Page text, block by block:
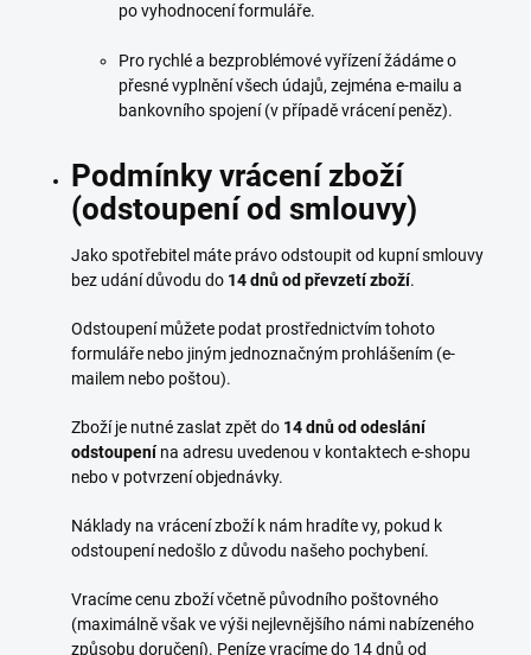
po vyhodnocení formuláře.
Pro rychlé a bezproblémové vyřízení žádáme o
přesné vyplnění všech údajů, zejména e-mailu a
bankovního spojení (v případě vrácení peněz).
Podmínky vrácení zboží
(odstoupení od smlouvy)
Jako spotřebitel máte právo odstoupit od kupní smlouvy
bez udání důvodu do 14 dnů od převzetí zboží.
Odstoupení můžete podat prostřednictvím tohoto
formuláře nebo jiným jednoznačným prohlášením (e-
mailem nebo poštou).
Zboží je nutné zaslat zpět do 14 dnů od odeslání
odstoupení na adresu uvedenou v kontaktech e-shopu
nebo v potvrzení objednávky.
Náklady na vrácení zboží k nám hradíte vy, pokud k
odstoupení nedošlo z důvodu našeho pochybení.
Vracíme cenu zboží včetně původního poštovného
(maximálně však ve výši nejlevnějšího námi nabízeného
způsobu doručení). Peníze vracíme do 14 dnů od